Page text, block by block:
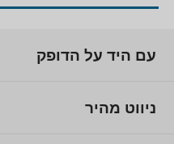
עם היד על הדופק
ניווט מהיר